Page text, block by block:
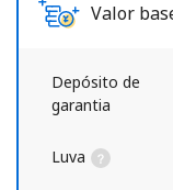
Valor
Depósito de
garantia
Luva